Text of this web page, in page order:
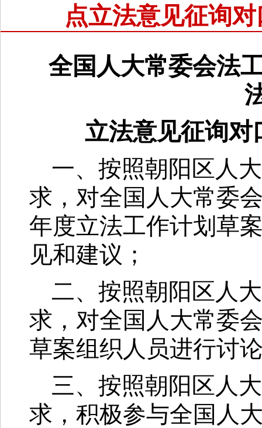
点立法意见征询
全国人大常委会法
立法意见征询对
一、按照朝阳区人
求，对全国人大常委
年度立法工作计划草
见和建议；
二、按照朝阳区人
求，对全国人大常委
草案组织人员进行讨
三、按照朝阳区人
求，积极参与全国人